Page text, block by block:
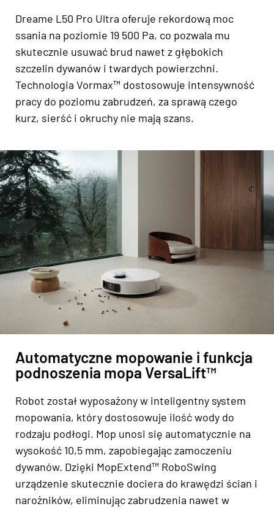
Dreame L50 Pro Ultra oferuje rekordową moc
ssania na poziomie 19 500 Pa, co pozwala mu
skutecznie usuwać brud nawet z głębokich
szczelin dywanów i twardych powierzchni.
Technologia Vormax™ dostosowuje intensywność
pracy do poziomu zabrudzeń, za sprawą czego
kurz, sierść i okruchy nie mają szans.
Automatyczne mopowanie i funkcja
podnoszenia mopa VersaLift™
Robot został wyposażony w inteligentny system
mopowania, który dostosowuje ilość wody do
rodzaju podłogi. Mop unosi się automatycznie na
wysokość 10,5 mm, zapobiegając zamoczeniu
dywanów. Dzięki MopExtend™ RoboSwing
urządzenie skutecznie dociera do krawędzi ścian i
narożników, eliminując zabrudzenia nawet w